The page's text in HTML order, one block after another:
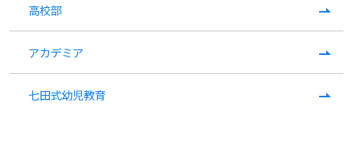
高校部
アカデミア
七田式幼児教育